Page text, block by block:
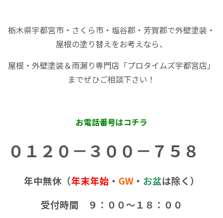
栃木県宇都宮市・さくら市・塩谷郡・芳賀郡で外壁塗装・
屋根の塗り替えをお考えなら、
屋根・外壁塗装＆雨漏り専門店「プロタイムズ宇都宮店」
までぜひご相談下さい！
お電話番号はコチラ
０１２０－３００－７５８
年中無休（年末年始 ・ GW・ お盆は除く）
受付時間 ９：００～１８：００